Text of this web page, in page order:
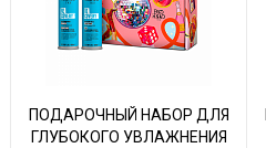
ПОДАРОЧНЫЙ НАБОР ДЛЯ
ГЛУБОКОГО УВЛАЖНЕНИЯ